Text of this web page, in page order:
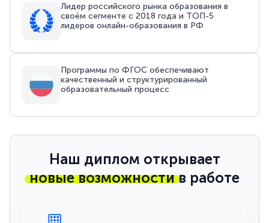
Лидер российского рынка образования в
своём сегменте с 2018 года и ТОП-5
лидеров онлайн-образования в РФ
Программы по ФГОС обеспечивают
качественный и структурированный
образовательный процесс
Наш диплом открывает
новые возможностив работе